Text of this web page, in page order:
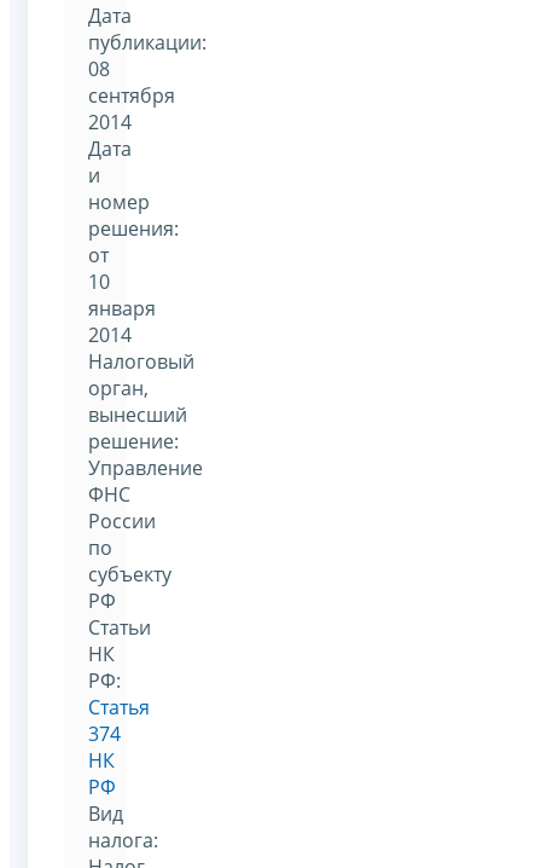
Дата
публикации:
08
сентября
2014
Дата
и
номер
решения:
от
10
января
2014
Налоговый
орган,
вынесший
решение:
Управление
ФНС
России
по
субъекту
РФ
Статьи
НК
РФ:
Статья
374
НК
РФ
Вид
налога: